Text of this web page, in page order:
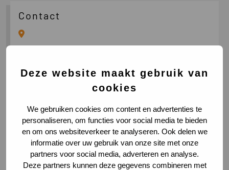
Deze website maakt gebruik van
cookies
We gebruiken cookies om content en advertenties te
personaliseren, om functies voor social media te bieden
en om ons websiteverkeer te analyseren. Ook delen we
informatie over uw gebruik van onze site met onze
partners voor social media, adverteren en analyse.
Deze partners kunnen deze gegevens combineren met
Contact
Wie zijn wij